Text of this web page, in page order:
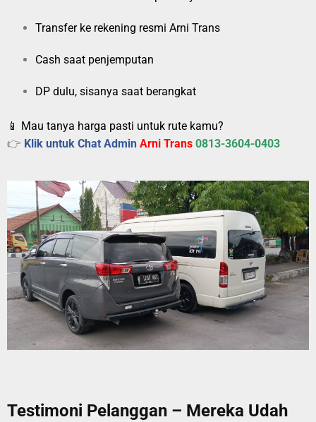
Transfer ke rekening resmi Arni Trans
Cash saat penjemputan
DP dulu, sisanya saat berangkat
📱 Mau tanya harga pasti untuk rute kamu?
👉 Klik untuk Chat Admin Arni Trans 0813-3604-0403
Testimoni Pelanggan – Mereka Udah